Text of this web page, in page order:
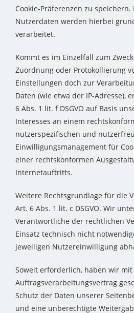
Cookie-Präferenzen zu speichern.
Nutzerdaten werden hierbei
verarbeitet.
Kommt es im Einzelfall zum
Zuordnung oder Protokollierung
Einstellungen doch zur
Daten (wie etwa der IP-Adresse),
6 Abs. 1 lit. f DSGVO auf Basis
Interesses an einem
nutzerspezifischen und
Einwilligungsmanagement für
einer rechtskonformen
Internetauftritts.
Weitere Rechtsgrundlage für die
Art. 6 Abs. 1 lit. c DSGVO. Wir
Verantwortliche der rechtlichen
Einsatz technisch nicht
jeweiligen Nutzereinwilligung
Soweit erforderlich, haben wir
Auftragsverarbeitungsvertrag
Schutz der Daten unserer
und eine unberechtigte